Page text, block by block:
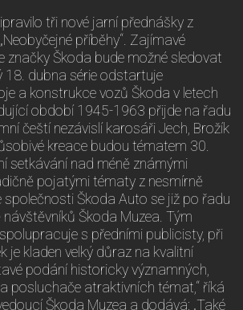
tři nové jarní přednášky z
příběhy“. Zajímavé
značky Škoda bude možné sledovat
18. dubna série odstartuje
a konstrukce vozů Škoda v letech
období 1945-1963 přijde na řadu
čeští nezávislí karosáři Jech, Brožík
kreace budou tématem 30.
setkávání nad méně známými
pojatými tématy z nesmírně
společnosti Škoda Auto se již po řadu
návštěvníků Škoda Muzea. Tým
s předními publicisty, při
je kladen velký důraz na kvalitní
podání historicky významných,
posluchače atraktivních témat,“ říká
Škoda Muzea a dodává: „Také